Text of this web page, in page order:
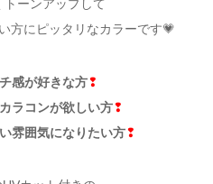
ーンアップして
方にピッタリなカラーです💗
感が好きな方❢
ラコンが欲しい方❢
雰囲気になりたい方❢